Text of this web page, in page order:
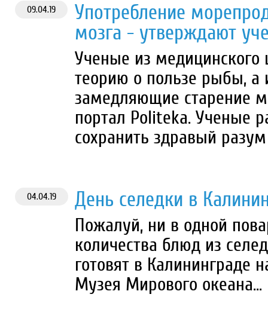
09.04.19
Употребление
мозга - утверждают
Ученые из медицинского
теорию о пользе рыбы, а
замедляющие старение
портал Politeka. Ученые
сохранить здравый
04.04.19 День селедки в
Пожалуй, ни в одной
количества блюд из
готовят в Калининграде
Музея Мирового океана...